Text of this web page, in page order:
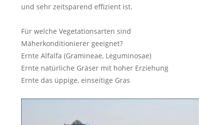
und sehr zeitsparend effizient ist.
Für welche Vegetationsarten sind
Mäherkonditionierer geeignet?
Ernte Alfalfa (Gramineae, Leguminosae)
Ernte natürliche Gräser mit hoher Erziehung
Ernte das üppige, einseitige Gras